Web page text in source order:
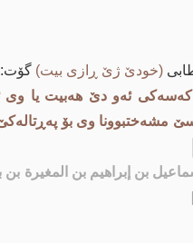
(خودێ ژێ ڕازی بیت) گۆت:
ئەو دێ هه‌بیت یا وی
مشه‌ختبوونا وی بۆ
بن إبراهيم بن